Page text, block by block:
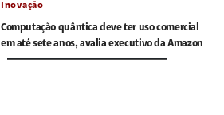
Inovação
Computação quântica deve ter uso comercial
em até sete anos, avalia executivo da Amazon